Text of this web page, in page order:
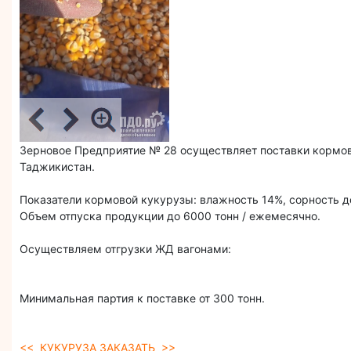
Зерновое Предприятие № 28 осуществляет поставки
Таджикистан.
Показатели кормовой кукурузы: влажность 14%, сорность
Объем отпуска продукции до 6000 тонн / ежемесячно.
Осуществляем отгрузки ЖД вагонами:
Минимальная партия к поставке от 300 тонн.
<< КУКУРУЗА ЗАКАЗАТЬ >>